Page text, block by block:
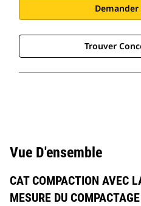
Demander
Trouver
Vue D'ensemble
CAT COMPACTION AVEC
MESURE DU